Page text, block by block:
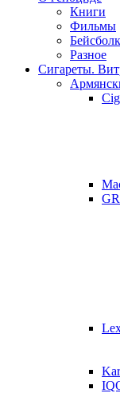
Книги
Фильмы
Разное
Сигареты.